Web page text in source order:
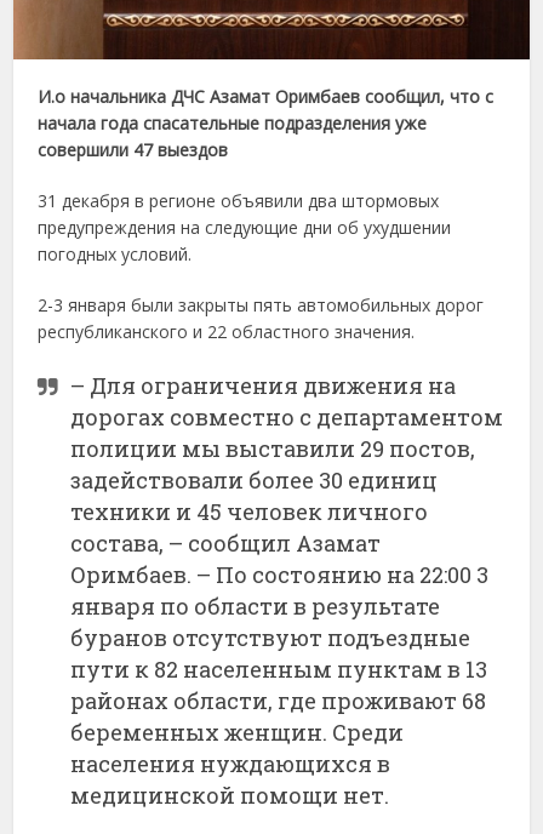
И.о начальника ДЧС Азамат Оримбаев сообщил, что с
начала года спасательные подразделенияуже
совершили 47 выездов
31 декабря в регионе объявили два штормовых
предупреждения на следующие дни об ухудшении
погодных условий.
2-3 января были закрыты пять автомобильных дорог
республиканского и 22 областного значения.
– Для ограничения движения на
дорогах совместно с департаментом
полиции мы выставили 29 постов,
задействовали более 30 единиц
техники и 45 человек личного
состава, – сообщил Азамат
Оримбаев. – По состоянию на 22:00 3
января по области в результате
буранов отсутствуют подъездные
пути к 82 населенным пунктам в 13
районах области, где проживают 68
беременных женщин. Среди
населения нуждающихся в
медицинской помощи нет.